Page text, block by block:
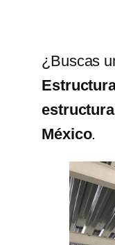
¿Buscas
México.